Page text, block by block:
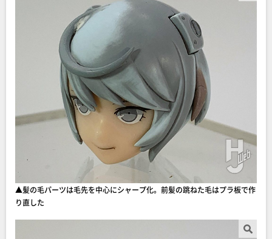
▲髪の毛パーツは毛先を中心にシャープ化。前髪の跳ねた毛はプラ板で作
り直した